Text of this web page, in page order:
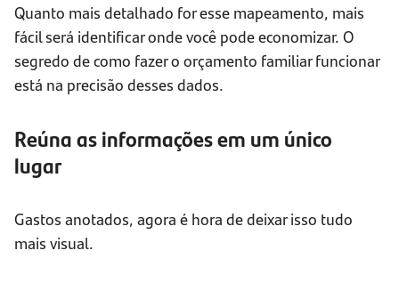
Quanto mais detalhado for esse mapeamento, mais
fácil será identificar onde você pode economizar. O
segredo de como fazer o orçamento familiar funcionar
está na precisão desses dados.
Reúna as informações em um único
lugar
Gastos anotados, agora é hora de deixar isso tudo
mais visual.